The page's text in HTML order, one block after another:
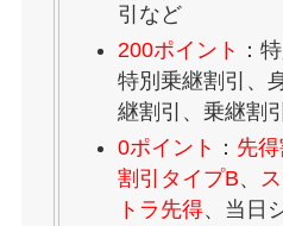
引など
200ポイント ：
特別乗継割引、
継割引、乗継割
0ポイント ： 先
割引タイプB、
トラ先得、当日